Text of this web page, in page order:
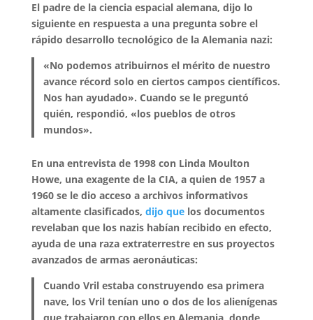
El padre de la ciencia espacial alemana, dijo lo
siguiente en respuesta a una pregunta sobre el
rápido desarrollo tecnológico de la Alemania nazi:
«No podemos atribuirnos el mérito de nuestro
avance récord solo en ciertos campos científicos.
Nos han ayudado». Cuando se le preguntó
quién, respondió, «los pueblos de otros
mundos».
En una entrevista de 1998 con Linda Moulton
Howe, una exagente de la CIA, a quien de 1957 a
1960 se le dio acceso a archivos informativos
altamente clasificados, dijo quelos documentos
revelaban que los nazis habían recibido en efecto,
ayuda de una raza extraterrestre en sus proyectos
avanzados de armas aeronáuticas:
Cuando Vril estaba construyendo esa primera
nave, los Vril tenían uno o dos de los alienígenas
que trabajaron con ellos en Alemania, donde